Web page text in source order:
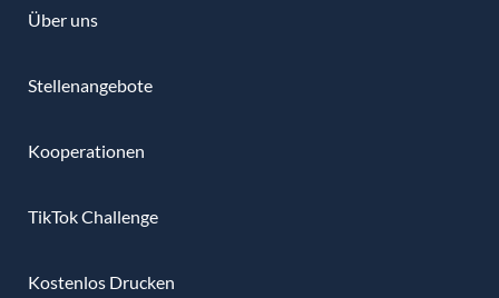
Über uns
Stellenangebote
Kooperationen
TikTok Challenge
Kostenlos Drucken